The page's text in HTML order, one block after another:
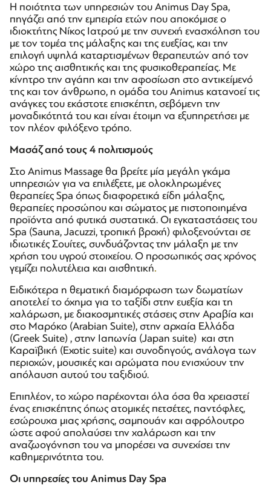
Η ποιότητα των υπηρεσιών του Animus Day Spa,
πηγάζει από την εμπειρία ετών που αποκόμισε ο
ιδιοκτήτης Νίκος Ιατρού με την συνεχή ενασχόληση του
με τον τομέα της μάλαξης και της ευεξίας, και την
επιλογή υψηλά καταρτισμένων θεραπευτών από τον
χώρο της αισθητικής και της φυσικοθεραπείας. Με
κίνητρο την αγάπη και την αφοσίωση στο αντικείμενό
της και τον άνθρωπο, η ομάδα του Animus κατανοεί τις
ανάγκες του εκάστοτε επισκέπτη, σεβόμενη την
μοναδικότητά του και είναι έτοιμη να εξυπηρετήσει με
τον πλέον φιλόξενο τρόπο.
Μασάζ από τους 4 πολιτισμούς
Στο Animus Massage θα βρείτε μία μεγάλη γκάμα
υπηρεσιών για να επιλέξετε, με ολοκληρωμένες
θεραπείες Spa όπως διαφορετικά είδη μάλαξης,
θεραπείες προσώπου και σώματος με πιστοποιημένα
προϊόντα από φυτικά συστατικά. Οι εγκαταστάσεις του
Spa (Sauna, Jacuzzi, τροπική βροχή) φιλοξενούνται σε
ιδιωτικές Σουίτες, συνδυάζοντας την μάλαξη με την
χρήση του υγρού στοιχείου. Ο προσωπικός σας χρόνος
γεμίζει πολυτέλεια και αισθητική.
Ειδικότερα η θεματική διαμόρφωση των δωματίων
αποτελεί το όχημα για το ταξίδι στην ευεξία και τη
χαλάρωση, με διακοσμητικές στάσεις στην Αραβία και
στο Μαρόκο (Arabian Suite), στην αρχαία Ελλάδα
(Greek Suite) , στην Ιαπωνία (Japan suite) και στη
Καραϊβική (Exotic suite) και συνοδηγούς, ανάλογα των
περιοχών, μουσικές και αρώματα που ενισχύουν την
απόλαυση αυτού του ταξιδιού.
Επιπλέον, το χώρο παρέχονται όλα όσα θα χρειαστεί
ένας επισκέπτης όπως ατομικές πετσέτες, παντόφλες,
εσώρουχα μιας χρήσης, σαμπουάν και αφρόλουτρο
ώστε αφού απολαύσει την χαλάρωση και την
αναζωογόνηση του να μπορέσει να συνεχίσει την
καθημερινότητα του.
Οι υπηρεσίες του Animus Day Spa